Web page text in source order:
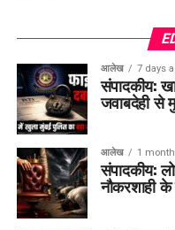
आलेख 7 days
संपादकीय:
जवाबदेही से
आलेख 1
संपादकीय:
नौकरशाही